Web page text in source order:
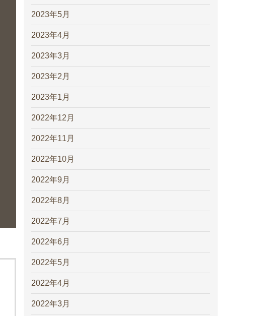
2023年5月
2023年4月
2023年3月
2023年2月
2023年1月
2022年12月
2022年11月
2022年10月
2022年9月
2022年8月
2022年7月
2022年6月
2022年5月
2022年4月
2022年3月